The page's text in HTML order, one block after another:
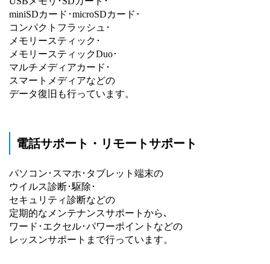
miniSDカード･microSDカード･
コンパクトフラッシュ･
メモリースティック･
メモリースティックDuo･
マルチメディアカード･
スマートメディアなどの
データ復旧も行っています。
電話サポート・リモートサポート
パソコン･スマホ･タブレット端末の
ウイルス診断･駆除･
セキュリティ診断などの
定期的なメンテナンスサポートから､
ワード･エクセル･パワーポイントなどの
レッスンサポートまで行っています。